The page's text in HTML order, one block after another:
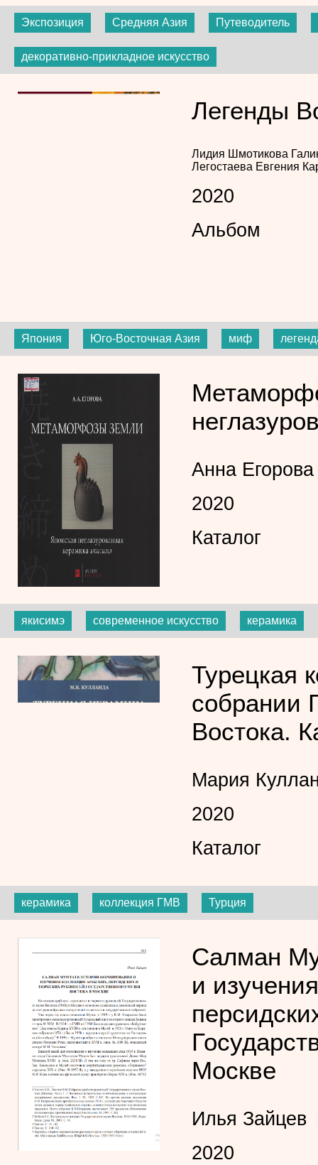
Экспозиция Средняя Азия Путеводитель
декоративно-прикладное искусство
Легенды
Лидия Шмотикова
Легостаева Евгения
2020
Альбом
Япония Юго-Восточная Азия миф
Анна Егорова
2020
Каталог
якисимэ современное искусство керамика
Турецкая
собрании
Востока.
Мария
2020
Каталог
керамика коллекция ГМВ Турция
Салман
и
Москве
Илья Зайцев
2020